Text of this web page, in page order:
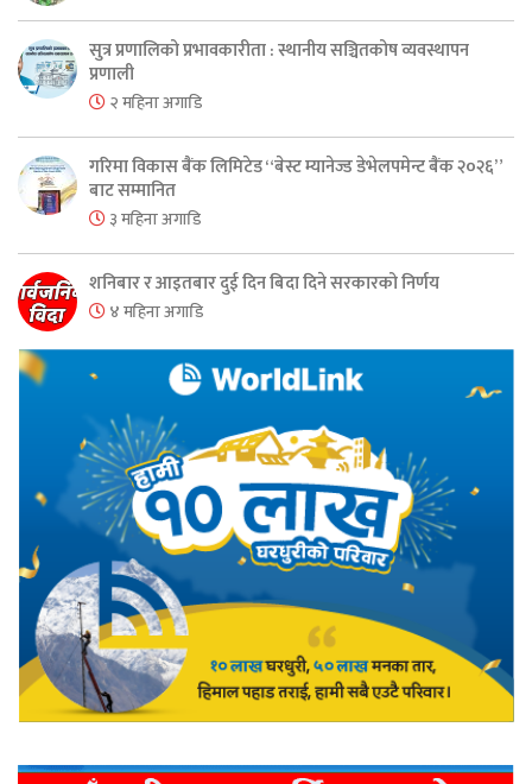
सुत्र प्रणालिको प्रभावकारीता : स्थानीय सञ्चितकोष व्यवस्थापन
प्रणाली
२ महिना अगाडि
गरिमा विकास बैंक लिमिटेड “बेस्ट म्यानेज्ड डेभेलपमेन्ट बैंक २०२६”
बाट सम्मानित
३ महिना अगाडि
शनिबार र आइतबार दुई दिन बिदा दिने सरकारको निर्णय
४ महिना अगाडि